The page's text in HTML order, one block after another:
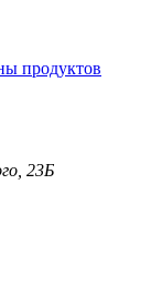
продуктов
23Б